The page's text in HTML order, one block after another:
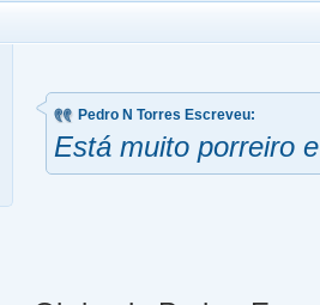
Pedro N Torres Escreveu:
Está muito porreiro